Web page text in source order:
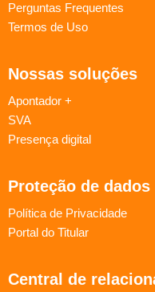
Perguntas Frequentes
Termos de Uso
Nossas soluções
Apontador +
SVA
Presença digital
Proteção de dados
Política de Privacidade
Portal do Titular
Central de